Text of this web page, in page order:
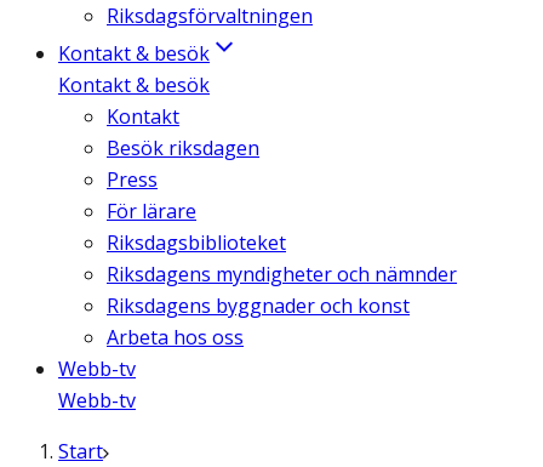
Riksdagsförvaltningen
Kontakt & besök
Kontakt & besök
Kontakt
Besök riksdagen
Press
För lärare
Riksdagsbiblioteket
Riksdagens myndigheter och nämnder
Riksdagens byggnader och konst
Arbeta hos oss
Webb-tv
Webb-tv
Start